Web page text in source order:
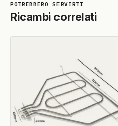
Ricambi correlati